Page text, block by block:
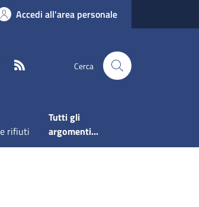
Accedi all'area personale
Faceboook Cerca
rifiuti
Tutti gli
argomenti...